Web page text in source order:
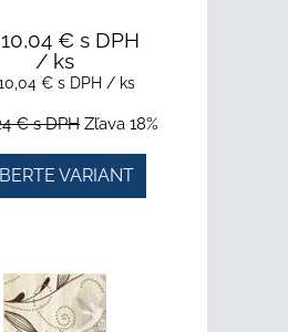
€ s DPH
/ ks
€ s DPH / ks
€s DPH Zľava 18%
VARIANT